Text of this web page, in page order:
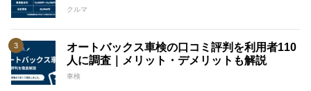
クルマ
オートバックス車検の口コミ評判を利用者110
人に調査｜メリット・デメリットも解説
車検